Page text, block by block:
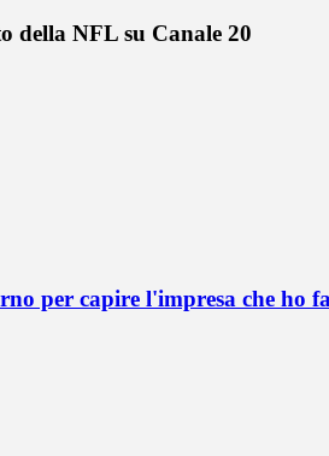
della NFL su Canale 20
per capire l'impresa che ho